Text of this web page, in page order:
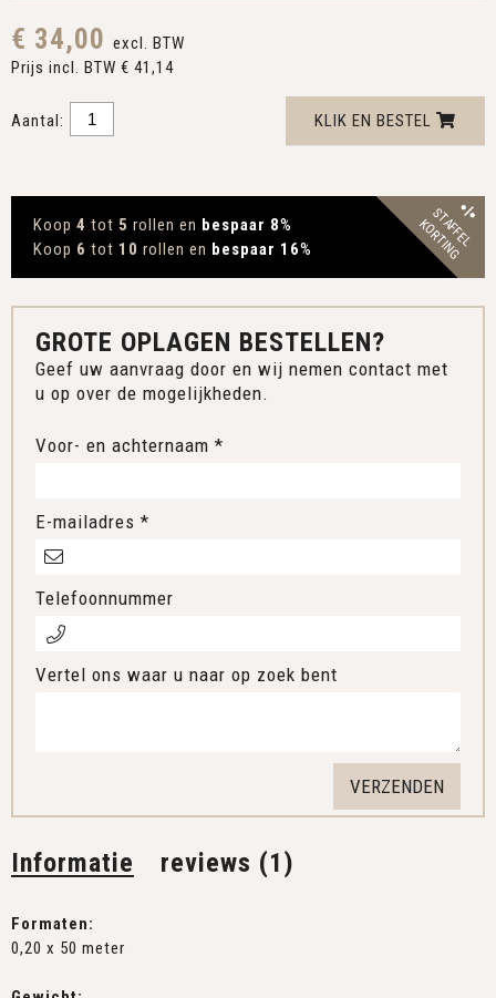
Informatie reviews (1)
Formaten:
0,20 x 50 meter
€ 34,00 excl. BTW
Prijs incl. BTW € 41,14
Aantal: KLIK EN BESTEL
Koop 4 tot 5 rollen en bespaar 8%
Koop 6 tot 10 rollen en bespaar 16% STAFFEL
KORTING
GROTE OPLAGEN BESTELLEN?
Geef uw aanvraag door en wij nemen contact met
u op over de mogelijkheden.
Voor- en achternaam *
E-mailadres *
Telefoonnummer
Vertel ons waar u naar op zoek bent